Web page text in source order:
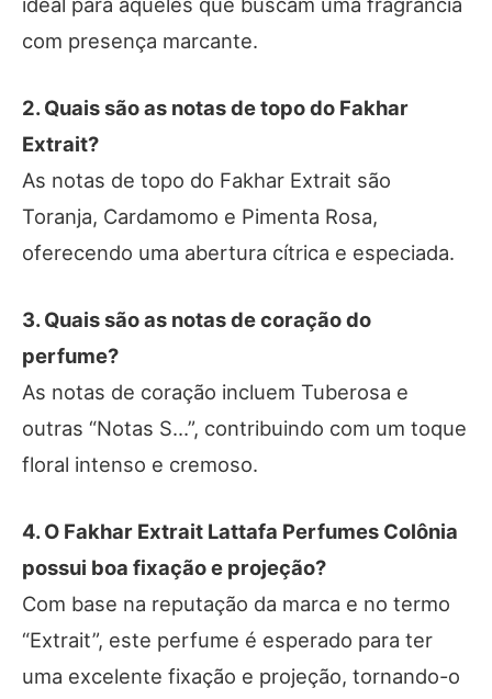
com presença marcante.
2. Quais são as notas de topo do Fakhar
Extrait?
As notas de topo do Fakhar Extrait são
Toranja, Cardamomo e Pimenta Rosa,
oferecendo uma abertura cítrica e especiada.
3. Quais são as notas de coração do
perfume?
As notas de coração incluem Tuberosa e
outras “Notas S…”, contribuindo com um toque
floral intenso e cremoso.
4. O Fakhar Extrait Lattafa Perfumes Colônia
possui boa fixação e projeção?
Com base na reputação da marca e no termo
“Extrait”, este perfume é esperado para ter
uma excelente fixação e projeção, tornando-o